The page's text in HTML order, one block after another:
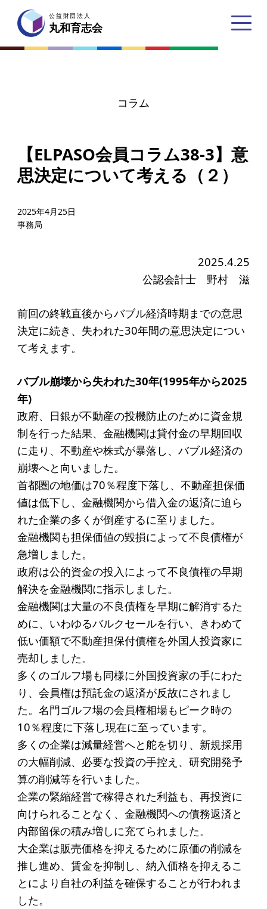
公益財団法人
丸和育志会
丸和育志会とは
理事長あいさつ
丸和育志会の目指す未来
学生のみなさんへ
応援したいみなさんへ
財団概要
理念
沿革
組織
事業内容
年間スケジュール
定款
個人情報保護方針
アクセス
給付型奨学金
事業方針
募集要項
給付型奨学金とは
ソーシャルビジネス支援
事業方針
募集要項
ソーシャルビジネスとは
丸和育志会の考える
ソーシャルビジネス
受賞者一覧
ソーシャルビジネス研究会
研究会のねらい
公益財団法人
丸和育志会
コラム
【ELPASO会員コラム38-3】意
思決定について考える（２）
2025年4月25日
事務局
2025.4.25
公認会計士 野村 滋
前回の終戦直後からバブル経済時期までの意思
決定に続き、失われた30年間の意思決定につい
て考えます。
バブル崩壊から失われた30年(1995年から2025
年)
政府、日銀が不動産の投機防止のために資金規
制を行った結果、金融機関は貸付金の早期回収
に走り、不動産や株式が暴落し、バブル経済の
崩壊へと向いました。
首都圏の地価は70％程度下落し、不動産担保価
値は低下し、金融機関から借入金の返済に迫ら
れた企業の多くが倒産するに至りました。
金融機関も担保価値の毀損によって不良債権が
急増しました。
政府は公的資金の投入によって不良債権の早期
解決を金融機関に指示しました。
金融機関は大量の不良債権を早期に解消するた
めに、いわゆるバルクセールを行い、きわめて
低い価額で不動産担保付債権を外国人投資家に
売却しました。
多くのゴルフ場も同様に外国投資家の手にわた
り、会員権は預託金の返済が反故にされまし
た。名門ゴルフ場の会員権相場もピーク時の
10％程度に下落し現在に至っています。
多くの企業は減量経営へと舵を切り、新規採用
の大幅削減、必要な投資の手控え、研究開発予
算の削減等を行いました。
企業の緊縮経営で稼得された利益も、再投資に
向けられることなく、金融機関への債務返済と
内部留保の積み増しに充てられました。
大企業は販売価格を抑えるために原価の削減を
推し進め、賃金を抑制し、納入価格を抑えるこ
とにより自社の利益を確保することが行われま
した。